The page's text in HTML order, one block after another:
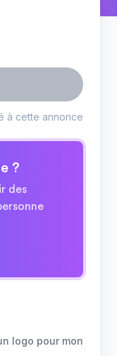
à cette annonce
?
des
logo pour mon